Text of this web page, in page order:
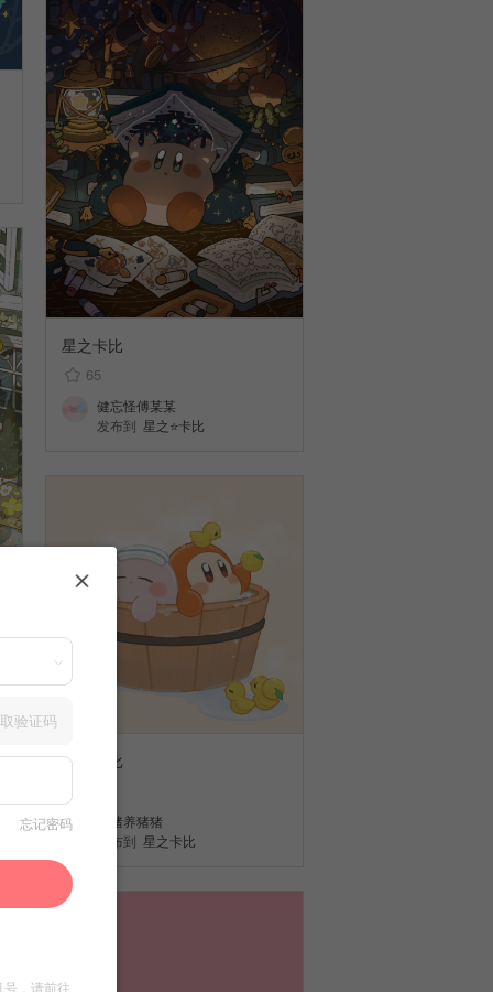
星之卡比
65
健忘怪傅某某
发布到 星之⭐卡比
星之卡比
猪猪养猪猪
发布到 星之卡比
验证码
忘记密码
号，请前往